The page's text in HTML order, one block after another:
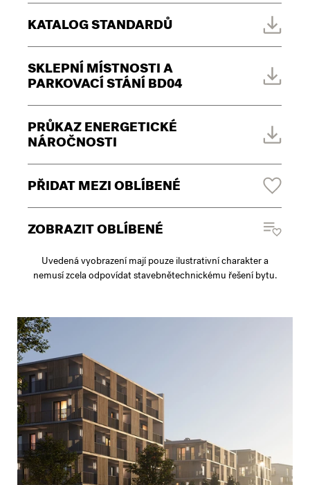
KATALOG STANDARDŮ
SKLEPNÍ MÍSTNOSTI A
PARKOVACÍ STÁNÍ BD04
PRŮKAZ ENERGETICKÉ
NÁROČNOSTI
PŘIDAT MEZI OBLÍBENÉ
ZOBRAZIT OBLÍBENÉ
Uvedená vyobrazení mají pouze ilustrativní charakter a
nemusí zcela odpovídat stavebnětechnickému řešení bytu.